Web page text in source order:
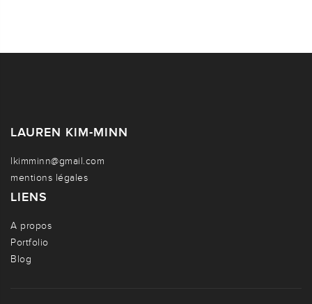
LAUREN KIM-MINN
lkimminn@gmail.com
mentions légales
LIENS
A propos
Portfolio
Blog